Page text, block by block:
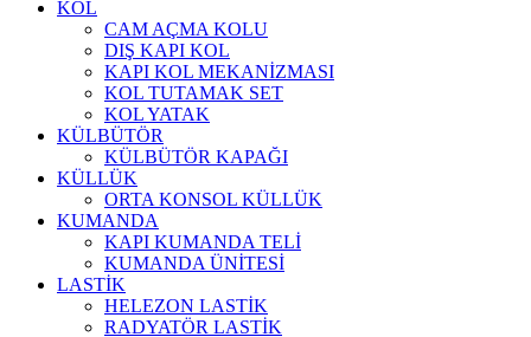
KOL
CAM AÇMA KOLU
DIŞ KAPI KOL
KAPI KOL MEKANİZMASI
KOL TUTAMAK SET
KOL YATAK
KÜLBÜTÖR
KÜLBÜTÖR KAPAĞI
KÜLLÜK
ORTA KONSOL KÜLLÜK
KUMANDA
KAPI KUMANDA TELİ
KUMANDA ÜNİTESİ
LASTİK
HELEZON LASTİK
RADYATÖR LASTİK